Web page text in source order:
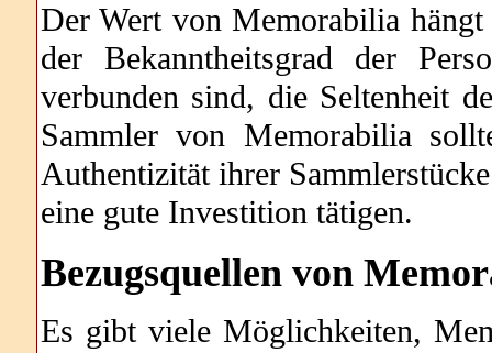
Der Wert von Memorabilia
der Bekanntheitsgrad der
verbunden sind, die Seltenheit
Sammler von Memorabilia
Authentizität ihrer
eine gute Investition tätigen.
Bezugsquellen von
Es gibt viele Möglichkeiten,